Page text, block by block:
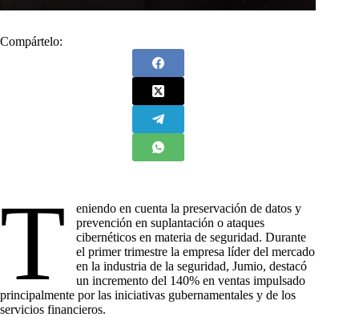
Compártelo:
T
eniendo en cuenta la preservación de datos y
prevención en suplantación o ataques
cibernéticos en materia de seguridad. Durante
el primer trimestre la empresa líder del mercado
en la industria de la seguridad, Jumio, destacó
un incremento del 140% en ventas impulsado
principalmente por las iniciativas gubernamentales y de los
servicios financieros.